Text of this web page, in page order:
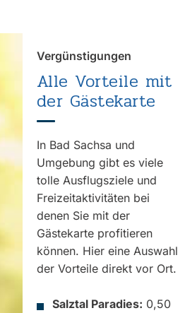
Vergünstigungen
Alle Vorteile mit
der Gästekarte
In Bad Sachsa und
Umgebung gibt es viele
tolle Ausflugsziele und
Freizeitaktivitäten bei
denen Sie mit der
Gästekarte profitieren
können. Hier eine Auswahl
der Vorteile direkt vor Ort.
Salztal Paradies: 0,50